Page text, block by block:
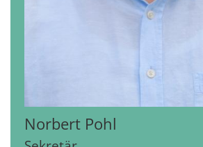
Norbert Pohl